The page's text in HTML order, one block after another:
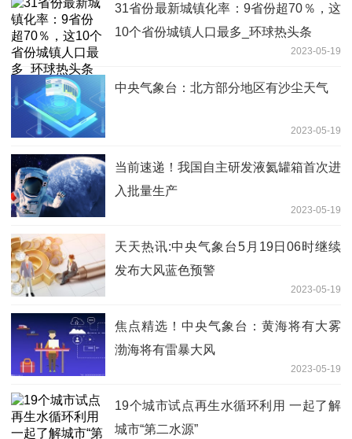
31省份最新城镇化率：9省份超70％，这
10个省份城镇人口最多_环球热头条
2023-05-19
中央气象台：北方部分地区有沙尘天气
2023-05-19
当前速递！我国自主研发液氦罐箱首次进
入批量生产
2023-05-19
天天热讯:中央气象台5月19日06时继续
发布大风蓝色预警
2023-05-19
焦点精选！中央气象台：黄海将有大雾
渤海将有雷暴大风
2023-05-19
19个城市试点再生水循环利用 一起了解
城市“第二水源”